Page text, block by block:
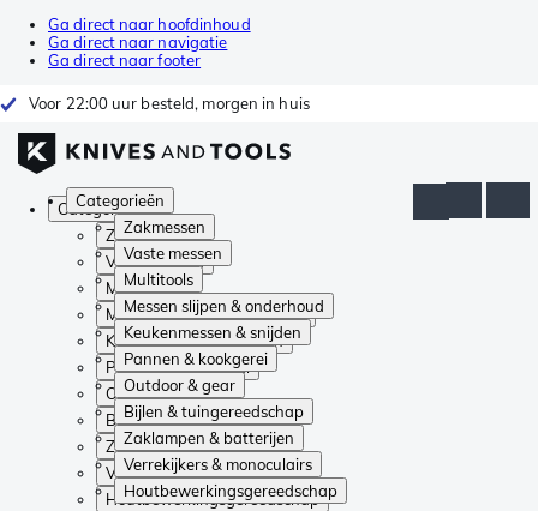
Ga direct naar hoofdinhoud
Ga direct naar navigatie
Ga direct naar footer
Voor 22:00 uur besteld, morgen in huis
Categorieën
Zakmessen
Vaste messen
Multitools
Messen slijpen & onderhoud
Keukenmessen & snijden
Pannen & kookgerei
Outdoor & gear
Bijlen & tuingereedschap
Zaklampen & batterijen
Verrekijkers & monoculairs
Houtbewerkingsgereedschap
Categorieën
Zakmessen
Vaste messen
Multitools
Messen slijpen & onderhoud
Keukenmessen & snijden
Pannen & kookgerei
Outdoor & gear
Bijlen & tuingereedschap
Zaklampen & batterijen
Verrekijkers & monoculairs
Houtbewerkingsgereedschap